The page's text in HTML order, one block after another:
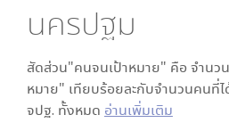
นครปฐม
สัดส่วน"คนจนเป้าหมาย" คือ จำนว
หมาย" เทียบร้อยละกับจำนวนคนที่ไ
จปฐ. ทั้งหมด อ่านเพิ่มเติม